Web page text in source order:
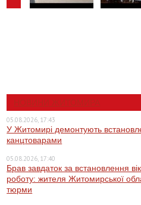
НОВИНИ ЖИТОМИРА
05.08.2026, 17:43
У Житомирі демонтують
канцтоварами
05.08.2026, 17:40
Брав завдаток за встановлення
роботу: жителя Житомирської
тюрми